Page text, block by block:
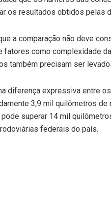
os resultados obtidos pelas
a comparação não deve
fatores como complexidade
também precisam ser
diferença expressiva entre
3,9 mil quilômetros
superar 14 mil
federais do país.